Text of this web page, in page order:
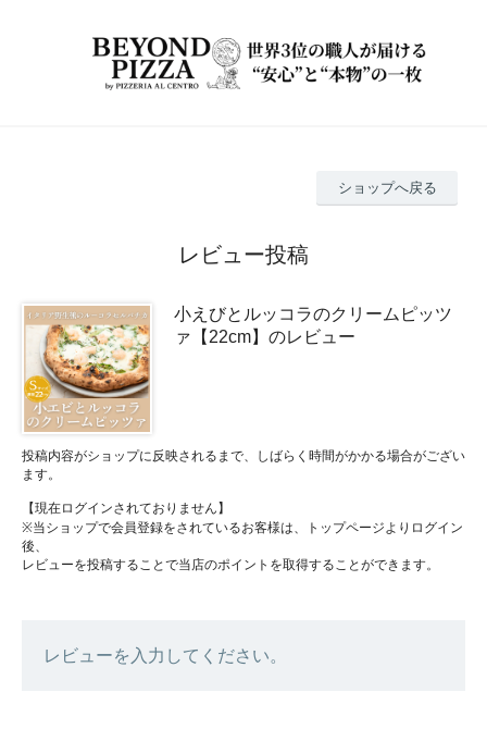
ショップへ戻る
レビュー投稿
小えびとルッコラのクリームピッツ
ァ【22cm】のレビュー
投稿内容がショップに反映されるまで、しばらく時間がかかる場合がござい
ます。
【現在ログインされておりません】
※当ショップで会員登録をされているお客様は、トップページよりログイン
後、
レビューを投稿することで当店のポイントを取得することができます。
レビューを入力してください。